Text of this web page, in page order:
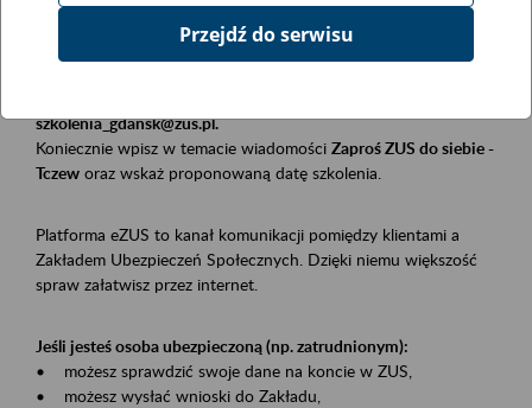
Opis wydarzenia
Szkolenie stacjonarne w siedzibie firmy, instytucji, urzędu.
szkolenia_gdansk@zus.pl.
Koniecznie wpisz w temacie wiadomości Zaproś ZUS do siebie -
Tczew oraz wskaż proponowaną datę szkolenia.
Platforma eZUS to kanał komunikacji pomiędzy klientami a
Zakładem Ubezpieczeń Społecznych. Dzięki niemu większość
spraw załatwisz przez internet.
Jeśli jesteś osoba ubezpieczoną (np. zatrudnionym):
• możesz sprawdzić swoje dane na koncie w ZUS,
• możesz wysłać wnioski do Zakładu,
Przejdź do serwisu